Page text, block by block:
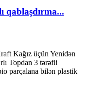
qablaşdırma...